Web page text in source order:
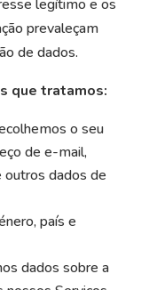
legítimo e os
prevaleçam
de dados.
que tratamos:
o seu
de e-mail,
dados de
país e
dados sobre a